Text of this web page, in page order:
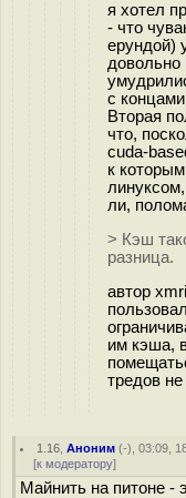
я хотел
- что
ерундой)
довольно
с
Вторая
что,
cuda-
к
линуксом,
ли,
> Кэш
разница.
автор
им кэша,
тредов
1.16 ,Аноним (-), 03:09,
[к модератору]
Майнить на питоне -